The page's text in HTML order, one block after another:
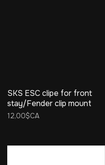
SKS ESC clipe for front
stay/Fender clip mount
12,00$CA